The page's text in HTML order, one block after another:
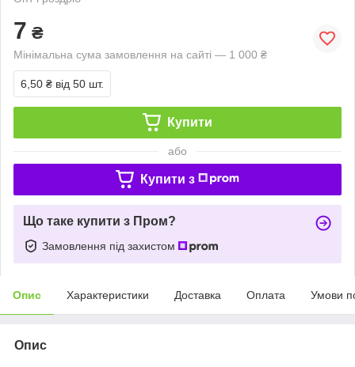
7 ₴
Мінімальна сума замовлення на сайті — 1 000 ₴
6,50 ₴ від 50 шт.
Купити
або
Купити з
Що таке купити з Пром?
Замовлення під захистом
Опис Характеристики Доставка Оплата Умови
Опис